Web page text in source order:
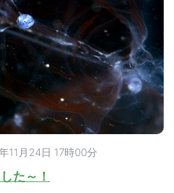
11月24日 17時00分
た～！